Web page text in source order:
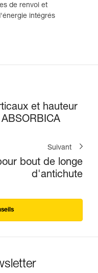
de renvoi et
intégrés
et hauteur
Suivant
bout de longe
d'antichute